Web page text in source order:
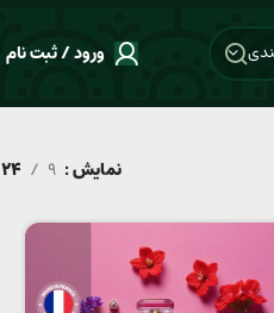
ورود / ثبت نام
نمایش 9
24